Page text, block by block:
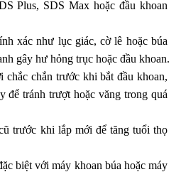
Plus, SDS Max hoặc đầu khoan
xác như lục giác, cờ lê hoặc búa
gây hư hỏng trục hoặc đầu khoan.
chắc chắn trước khi bắt đầu khoan,
để tránh trượt hoặc văng trong quá
trước khi lắp mới để tăng tuổi thọ
biệt với máy khoan búa hoặc máy